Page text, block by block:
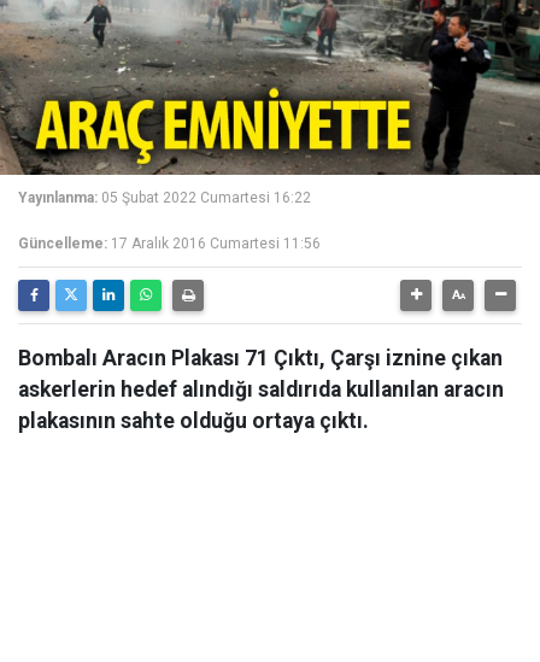
Yayınlanma: 05 Şubat 2022 Cumartesi 16:22
Güncelleme: 17 Aralık 2016 Cumartesi 11:56
Bombalı Aracın Plakası 71 Çıktı, Çarşı iznine çıkan
askerlerin hedef alındığı saldırıda kullanılan aracın
plakasının sahte olduğu ortaya çıktı.